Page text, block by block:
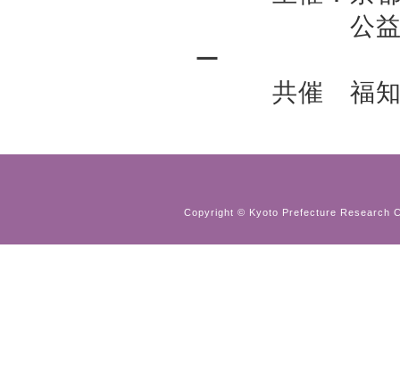
公益財団法
ー
共催 福知
Copyright © Kyoto Prefecture Research